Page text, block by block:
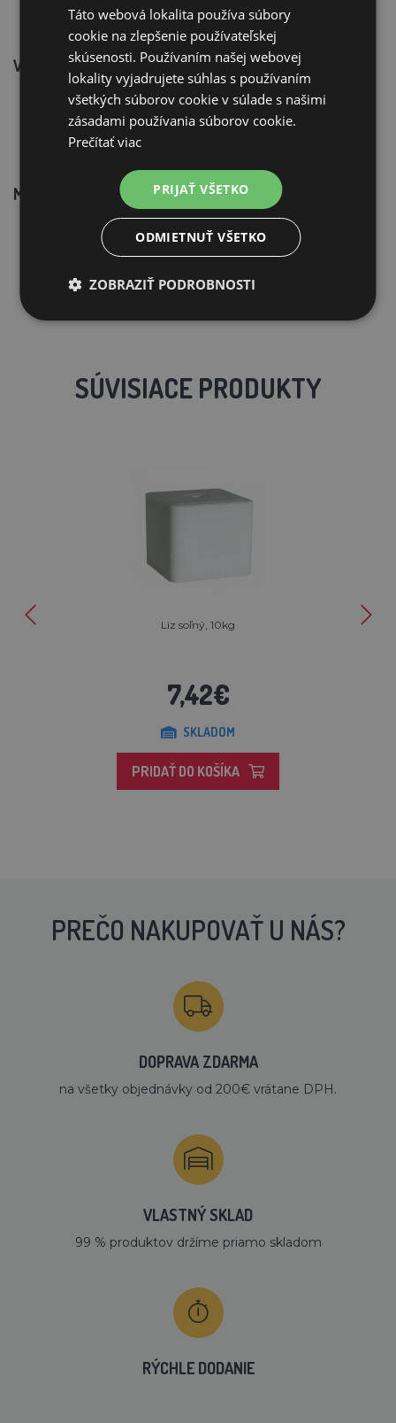
VITAMÍNY (kg)
Vitamín A............................ 100 000 UI
Vitamín D3 ........................... 20 000 UI
Vitamín E …………………………….. 100 mg
MIKROPRVKY (kg)
Zinok (oxid)................................4 500 mg
Mangán (oxid) ............................3 750 mg
Jód ...................................................75 mg
Selén (seleničitan)……………………….50 mg
SÚVISIACE PRODUKTY
Liz soľný, 10kg
7,42€
SKLADOM
PRIDAŤ DO KOŠÍKA
PREČO NAKUPOVAŤ U NÁS?
DOPRAVA ZDARMA
na všetky objednávky od 200€ vrátane DPH.
VLASTNÝ SKLAD
99 % produktov držíme priamo skladom
RÝCHLE DODANIE
Táto webová lokalita používa súbory
cookie na zlepšenie používateľskej
skúsenosti. Používaním našej webovej
lokality vyjadrujete súhlas s používaním
všetkých súborov cookie v súlade s našimi
zásadami používania súborov cookie.
Prečítať viac
PRIJAŤ VŠETKO
ODMIETNUŤ VŠETKO
ZOBRAZIŤ PODROBNOSTI